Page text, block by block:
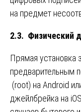
на предмет
2.3. Физический
Прямая установка
предварительным
(root) на Android
джейлбрейка на